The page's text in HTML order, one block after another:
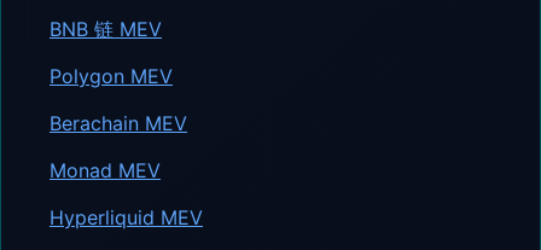
BNB 链 MEV
Polygon MEV
Berachain MEV
Monad MEV
Hyperliquid MEV